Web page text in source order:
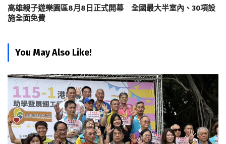
高雄親子遊樂園區8月8日正式開幕 全國最大半室內、30項設
施全面免費
You May Also Like!